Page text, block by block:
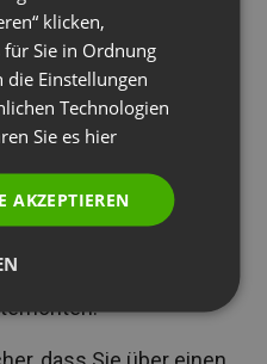
ups gründen
Müttern
damit sie ihre
möchte ich diese
Sie eine Häufigkeit,
umso mehr Geld
ITALIAN
klicken,
für Sie in Ordnung
die Einstellungen
Technologien
Sie es hier
AKZEPTIEREN